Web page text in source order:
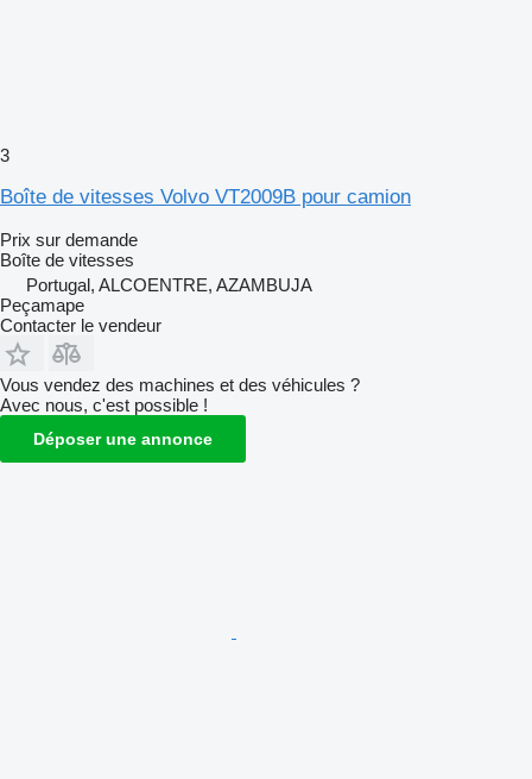
3
Boîte de vitesses Volvo VT2009B pour camion
Prix sur demande
Boîte de vitesses
Portugal, ALCOENTRE, AZAMBUJA
Peçamape
Contacter le vendeur
Vous vendez des machines et des véhicules ?
Avec nous, c'est possible !
Déposer une annonce